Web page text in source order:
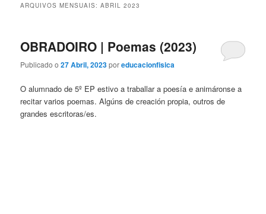
ARQUIVOS MENSUAIS:ABRIL 2023
OBRADOIRO | Poemas (2023)
Publicado o27 Abril, 2023poreducacionfisica
O alumnado de 5º EP estivo a traballar a poesía e animáronse a
recitar varios poemas. Algúns de creación propia, outros de
grandes escritoras/es.